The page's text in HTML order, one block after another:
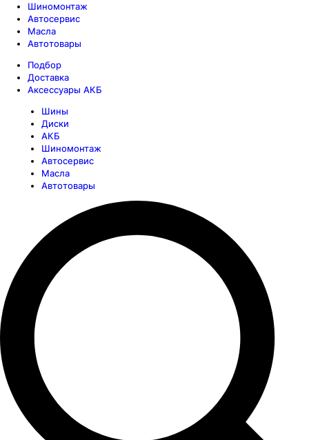
Шиномонтаж
Автосервис
Масла
Автотовары
Подбор
Доставка
Аксессуары АКБ
Шины
Диски
АКБ
Шиномонтаж
Автосервис
Масла
Автотовары